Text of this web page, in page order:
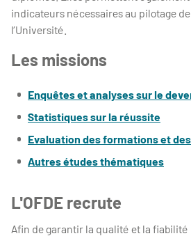
indicateurs nécessaires au pilotage
l’Université.
Les missions
Enquêtes et analyses sur le
Statistiques sur la réussite
Evaluation des formations et
Autres études thématiques
L'OFDE recrute
Afin de garantir la qualité et la fiabilité